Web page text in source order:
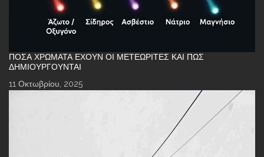
ΠΌΣΑ ΧΡΏΜΑΤΑ ΈΧΟΥΝ ΟΙ ΜΕΤΕΩΡΊΤΕΣ ΚΑΙ ΠΏΣ
ΔΗΜΙΟΥΡΓΟΎΝΤΑΙ
11 Οκτωβρίου, 2025